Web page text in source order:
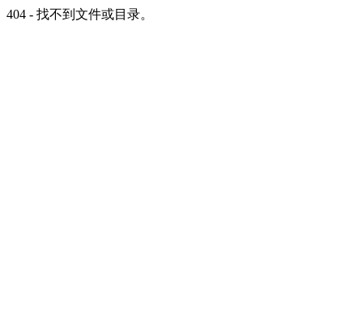
404 - 找不到文件或目录。